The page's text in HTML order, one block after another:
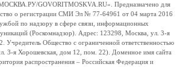
GOVORITMOSKVA.RU». Предназначено для
о регистрации СМИ Эл № 77-64961 от 04 марта 2016
по надзору в сфере связи, информационных
(Роскомнадзор). Адрес: 123298, Москва, ул. 3-я
Учредитель Общество с ограниченной ответственностью
я Хорошевская, дом 12, пом. 22). Доменное имя сайта
распространения – Российская Федерация и